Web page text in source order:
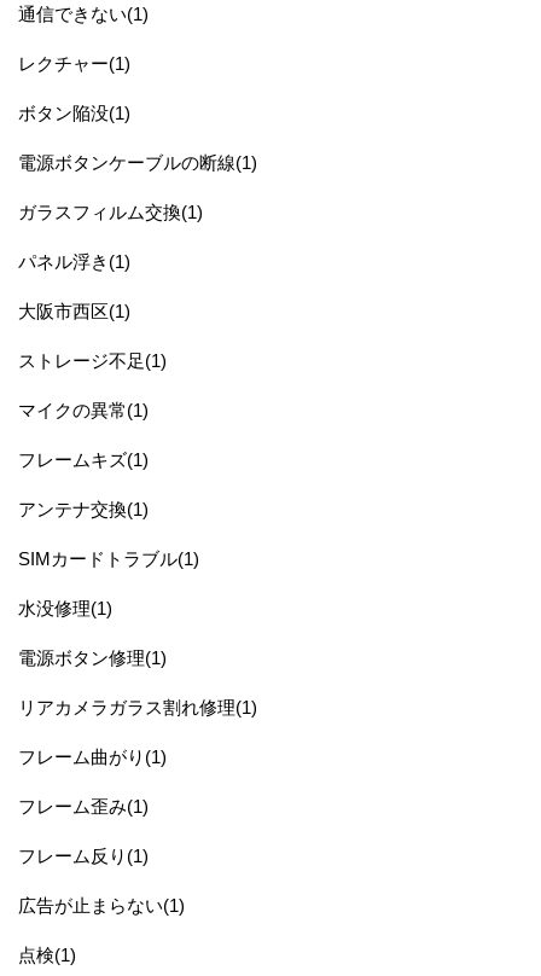
通信できない(1)
レクチャー(1)
ボタン陥没(1)
電源ボタンケーブルの断線(1)
ガラスフィルム交換(1)
パネル浮き(1)
大阪市西区(1)
ストレージ不足(1)
マイクの異常(1)
フレームキズ(1)
アンテナ交換(1)
SIMカードトラブル(1)
水没修理(1)
電源ボタン修理(1)
リアカメラガラス割れ修理(1)
フレーム曲がり(1)
フレーム歪み(1)
フレーム反り(1)
広告が止まらない(1)
点検(1)